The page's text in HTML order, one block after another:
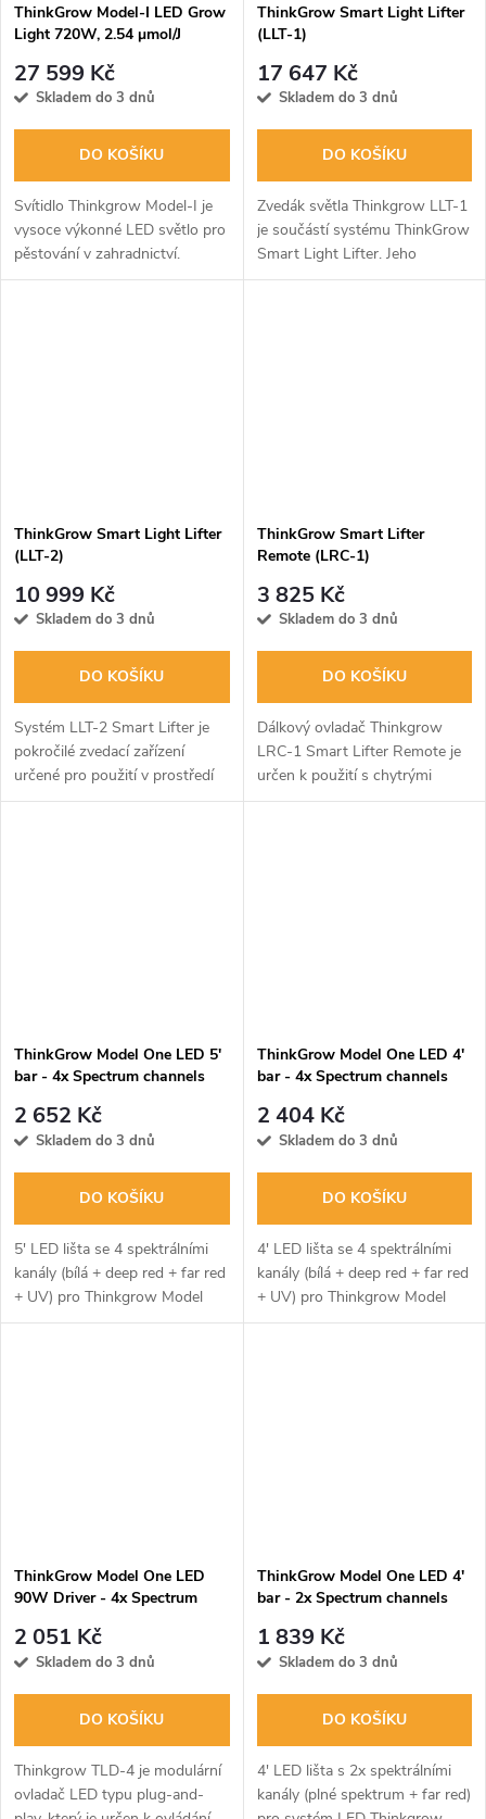
ThinkGrow Model-I LED Grow
Light 720W, 2.54 μmol/J
27 599 Kč
Skladem do 3 dnů
DO KOŠÍKU
Svítidlo Thinkgrow Model-I je
vysoce výkonné LED světlo pro
pěstování v zahradnictví.
Kompaktní konstrukce s
ThinkGrow Smart Light Lifter
(LLT-1)
17 647 Kč
Skladem do 3 dnů
DO KOŠÍKU
Zvedák světla Thinkgrow LLT-1
je součástí systému ThinkGrow
Smart Light Lifter. Jeho
špičkový synchronizovaný
ThinkGrow Smart Light Lifter
(LLT-2)
10 999 Kč
Skladem do 3 dnů
DO KOŠÍKU
Systém LLT-2 Smart Lifter je
pokročilé zvedací zařízení
určené pro použití v prostředí
pěstování rostlin.
ThinkGrow Smart Lifter
Remote (LRC-1)
3 825 Kč
Skladem do 3 dnů
DO KOŠÍKU
Dálkový ovladač Thinkgrow
LRC-1 Smart Lifter Remote je
určen k použití s chytrými
zvedáky světla LLT-1. Jeho
ThinkGrow Model One LED 5'
bar - 4x Spectrum channels
Red+UV) (TLB-2)
2 652 Kč
Skladem do 3 dnů
DO KOŠÍKU
5' LED lišta se 4 spektrálními
kanály (bílá + deep red + far red
+ UV) pro Thinkgrow Model
One LED System, TLB-2, je
ThinkGrow Model One LED 4'
bar - 4x Spectrum channels
Red+UV) (TLB-1)
2 404 Kč
Skladem do 3 dnů
DO KOŠÍKU
4' LED lišta se 4 spektrálními
kanály (bílá + deep red + far red
+ UV) pro Thinkgrow Model
One LED System, TLB-1, je
ThinkGrow Model One LED
90W Driver - 4x Spectrum
2 051 Kč
Skladem do 3 dnů
DO KOŠÍKU
Thinkgrow TLD-4 je modulární
ovladač LED typu plug-and-
ThinkGrow Model One LED 4'
bar - 2x Spectrum channels
1)
1 839 Kč
Skladem do 3 dnů
DO KOŠÍKU
4' LED lišta s 2x spektrálními
kanály (plné spektrum + far red)